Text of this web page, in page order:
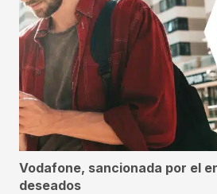
Vodafone, sancionada por el
deseados